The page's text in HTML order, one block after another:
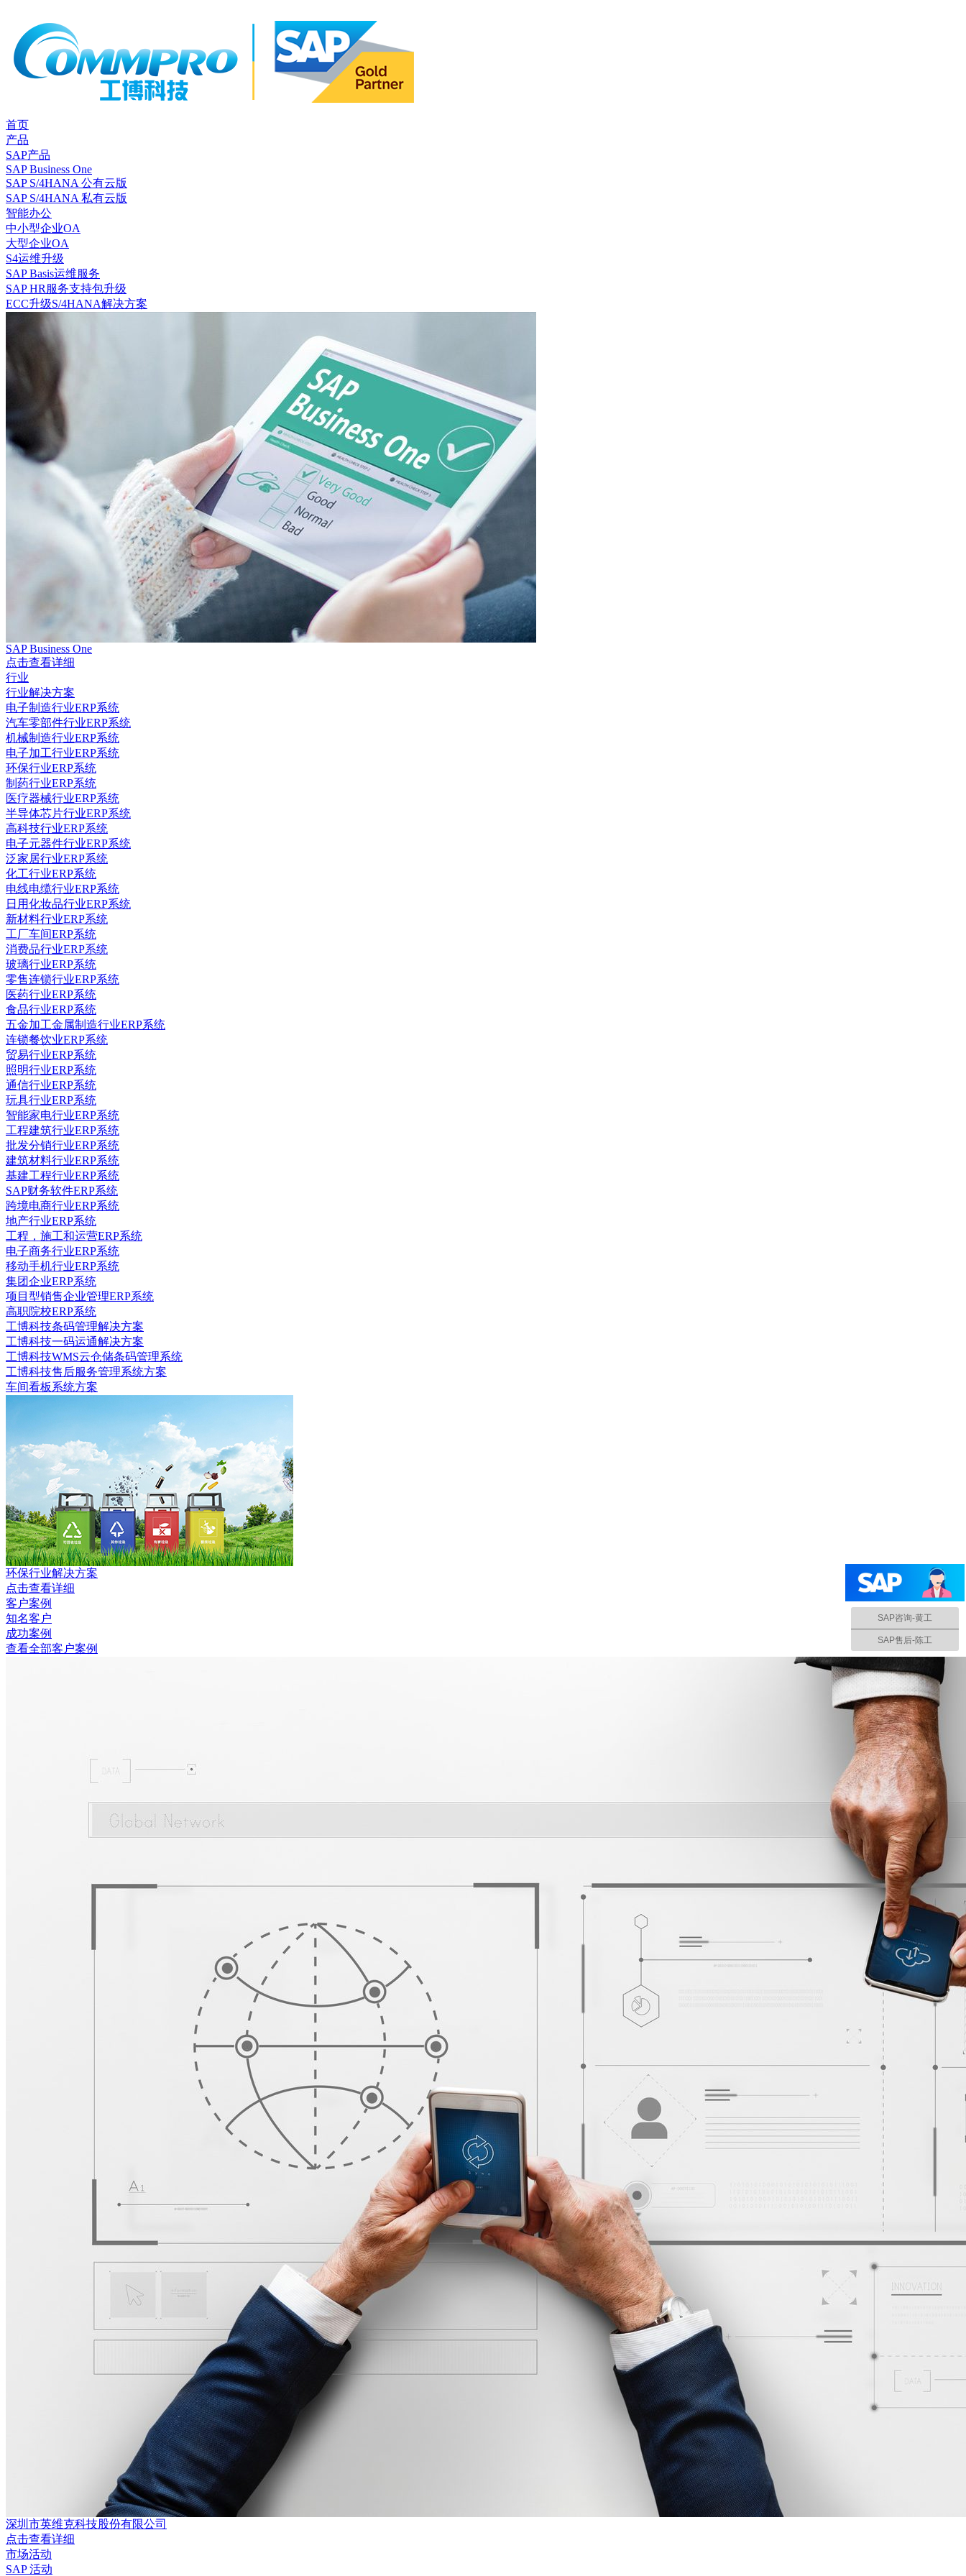
首页
产品
SAP产品
SAP Business One
SAP S/4HANA 公有云版
SAP S/4HANA 私有云版
智能办公
中小型企业OA
大型企业OA
S4运维升级
SAP Basis运维服务
SAP HR服务支持包升级
ECC升级S/4HANA解决方案
SAP Business One
点击查看详细
行业
行业解决方案
电子制造行业ERP系统
汽车零部件行业ERP系统
机械制造行业ERP系统
电子加工行业ERP系统
环保行业ERP系统
制药行业ERP系统
医疗器械行业ERP系统
半导体芯片行业ERP系统
高科技行业ERP系统
电子元器件行业ERP系统
泛家居行业ERP系统
化工行业ERP系统
电线电缆行业ERP系统
日用化妆品行业ERP系统
新材料行业ERP系统
工厂车间ERP系统
消费品行业ERP系统
玻璃行业ERP系统
零售连锁行业ERP系统
医药行业ERP系统
食品行业ERP系统
五金加工金属制造行业ERP系统
连锁餐饮业ERP系统
贸易行业ERP系统
照明行业ERP系统
通信行业ERP系统
玩具行业ERP系统
智能家电行业ERP系统
工程建筑行业ERP系统
批发分销行业ERP系统
建筑材料行业ERP系统
基建工程行业ERP系统
SAP财务软件ERP系统
跨境电商行业ERP系统
地产行业ERP系统
工程，施工和运营ERP系统
电子商务行业ERP系统
移动手机行业ERP系统
集团企业ERP系统
项目型销售企业管理ERP系统
高职院校ERP系统
工博科技条码管理解决方案
工博科技一码运通解决方案
工博科技WMS云仓储条码管理系统
工博科技售后服务管理系统方案
车间看板系统方案
环保行业解决方案
点击查看详细
客户案例
知名客户
成功案例
查看全部客户案例
深圳市英维克科技股份有限公司
点击查看详细
市场活动
SAP 活动
SAP咨询-黄工
SAP售后-陈工